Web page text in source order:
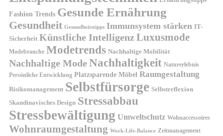
Fashion Trends Gesunde Ernährung
Gesundheit Gesundheitstipps Immunsystem stärken IT-
Sicherheit Künstliche IntelligenzLuxusmode
Modebranche Modetrends Nachhaltige Mobilität
Nachhaltige ModeNachhaltigkeit Naturerlebnis
Persönliche Entwicklung Platzsparende Möbel Raumgestaltung
Risikomanagement Selbstfürsorge Selbstreflexion
Skandinavisches Design Stressabbau
Stressbewältigung Umweltschutz Wohnaccessoires
Wohnraumgestaltung Work-Life-Balance Zeitmanagement